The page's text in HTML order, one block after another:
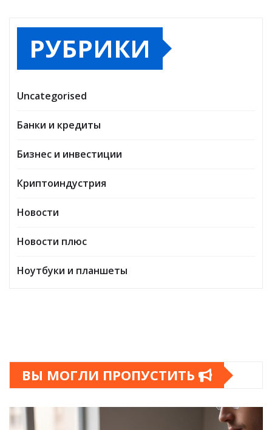
РУБРИКИ
Uncategorised
Банки и кредиты
Бизнес и инвестиции
Криптоиндустрия
Новости
Новости плюс
Ноутбуки и планшеты
ВЫ МОГЛИ ПРОПУСТИТЬ